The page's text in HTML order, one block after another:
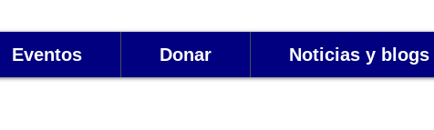
Eventos Donar Noticias y blogs